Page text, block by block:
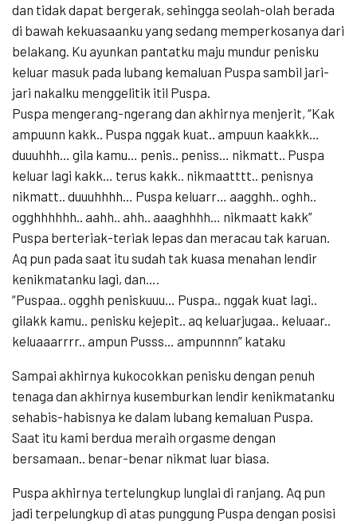
dan tidak dapat bergerak, sehingga seolah-olah berada
di bawah kekuasaanku yang sedang memperkosanya dari
belakang. Ku ayunkan pantatku maju mundur penisku
keluar masuk pada lubang kemaluan Puspa sambil jari-
jari nakalku menggelitik itil Puspa.
Puspa mengerang-ngerang dan akhirnya menjerit, “Kak
ampuunn kakk.. Puspa nggak kuat.. ampuun kaakkk…
duuuhhh… gila kamu… penis.. peniss… nikmatt.. Puspa
keluar lagi kakk… terus kakk.. nikmaatttt.. penisnya
nikmatt.. duuuhhhh… Puspa keluarr… aagghh.. oghh..
ogghhhhhh.. aahh.. ahh.. aaaghhhh… nikmaatt kakk”
Puspa berteriak-teriak lepas dan meracau tak karuan.
Aq pun pada saat itu sudah tak kuasa menahan lendir
kenikmatanku lagi, dan….
“Puspaa.. ogghh peniskuuu… Puspa.. nggak kuat lagi..
gilakk kamu.. penisku kejepit.. aq keluarjugaa.. keluaar..
keluaaarrrr.. ampun Pusss… ampunnnn” kataku
Sampai akhirnya kukocokkan penisku dengan penuh
tenaga dan akhirnya kusemburkan lendir kenikmatanku
sehabis-habisnya ke dalam lubang kemaluan Puspa.
Saat itu kami berdua meraih orgasme dengan
bersamaan.. benar-benar nikmat luar biasa.
Puspa akhirnya tertelungkup lunglai di ranjang. Aq pun
jadi terpelungkup di atas punggung Puspa dengan posisi